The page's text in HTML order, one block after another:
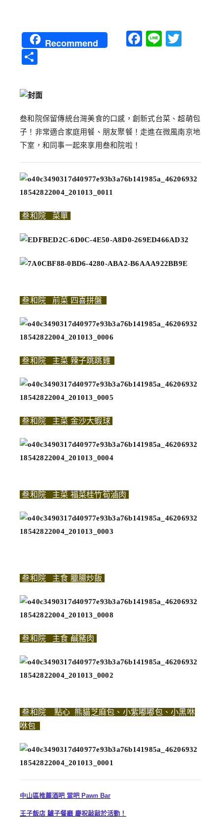
Recommend Facebook
Line
叁和院保留傳統台灣美食的口感，創新式台菜、超萌包
子！非常適合家庭用餐、朋友聚餐！走進在微風南京地
下室，和同事一起來享用叁和院啦！
叁和院 菜單
叁和院 前菜 四喜拼盤
叁和院 主菜 辣子跳跳雞
叁和院 主菜 金沙大蝦球
叁和院 主菜 福菜桂竹筍滷肉
叁和院 主食 臘腸炒飯
叁和院 主食 鹹豬肉
叁和院 點心 熊貓芝麻包、小紫嘟嘟包、小黑咻
咻包
中山區推薦酒吧 當吧 Pawn Bar
王子飯店 驢子餐廳 慶祝敲敲於活動！